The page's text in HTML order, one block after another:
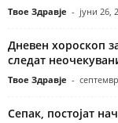
Твое Здравје - јуни 26,
Дневен хороскоп
следат
Твое Здравје -
Сепак, постојат